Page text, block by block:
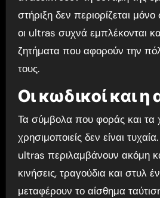
στήριξη δεν περιορίζεται
οι ultras συχνά εμπλέκονται
ζητήματα που αφορούν την
τους.
Οι κωδικοί και η
Τα σύμβολα που φοράς και
χρησιμοποιείς δεν είναι
ultras περιλαμβάνουν ακόμη
κινήσεις, τραγούδια και στυλ
μεταφέρουν το αίσθημα